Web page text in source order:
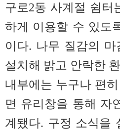
구로2동 사계절 쉼터
하게 이용할 수 있도
이다. 나무 질감의
설치해 밝고 안락한
내부에는 누구나 편
면 유리창을 통해 자
계됐다. 구정 소식을